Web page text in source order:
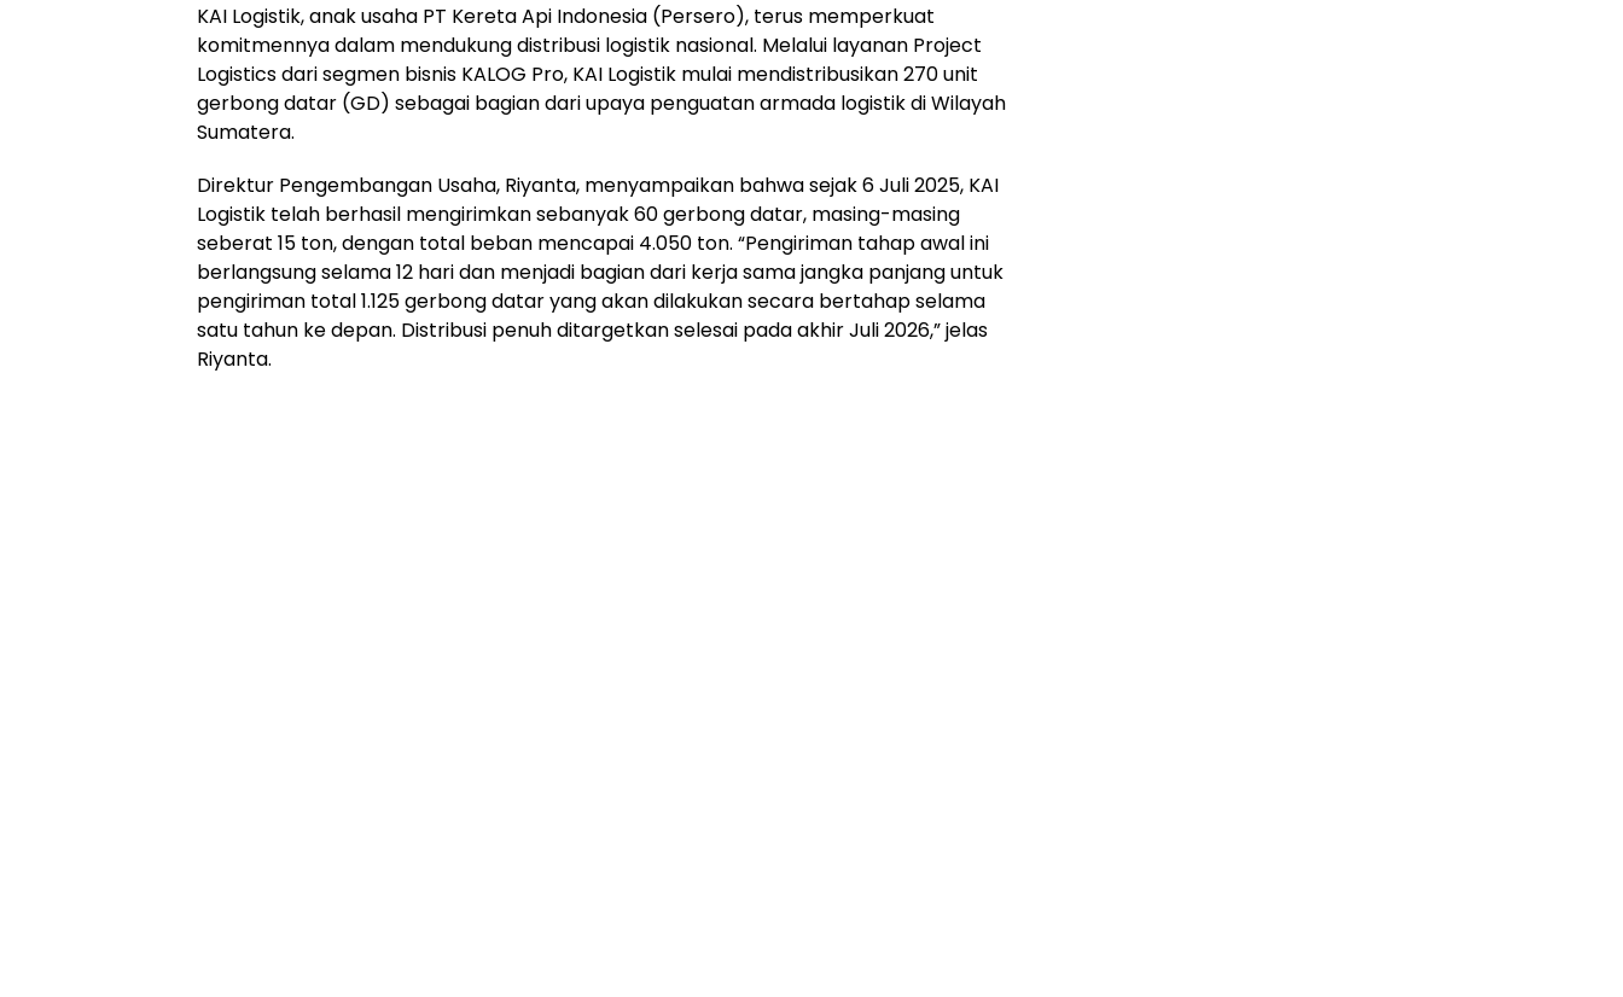
KAI Logistik, anak usaha PT Kereta Api Indonesia (Persero), terus memperkuat
komitmennya dalam mendukung distribusi logistik nasional. Melalui layanan Project
Logistics dari segmen bisnis KALOG Pro, KAI Logistik mulai mendistribusikan 270 unit
gerbong datar (GD) sebagai bagian dari upaya penguatan armada logistik di Wilayah
Sumatera.
Direktur Pengembangan Usaha, Riyanta, menyampaikan bahwa sejak 6 Juli 2025, KAI
Logistik telah berhasil mengirimkan sebanyak 60 gerbong datar, masing-masing
seberat 15 ton, dengan total beban mencapai 4.050 ton. “Pengiriman tahap awal ini
berlangsung selama 12 hari dan menjadi bagian dari kerja sama jangka panjang untuk
pengiriman total 1.125 gerbong datar yang akan dilakukan secara bertahap selama
satu tahun ke depan. Distribusi penuh ditargetkan selesai pada akhir Juli 2026,” jelas
Riyanta.